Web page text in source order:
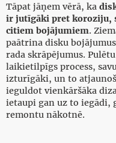
Tāpat jāņem vērā, ka
ir jutīgāki pret koroziju,
citiem bojājumiem.
paātrina disku
rada skrāpējumus.
laikietilpīgs process,
izturīgāki, un to
ieguldot vienkāršāka
ietaupi gan uz to iegādi,
remontu nākotnē.